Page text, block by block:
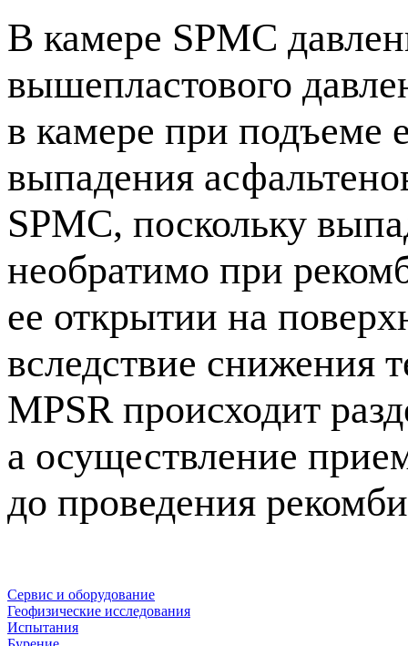
В камере SPMC
вышепластового
в камере при подъеме
выпадения
SPMC, поскольку
необратимо при
ее открытии на
вследствие снижения
MPSR происходит
а осуществление
до проведения
Сервис и оборудование
Геофизические исследования
Испытания